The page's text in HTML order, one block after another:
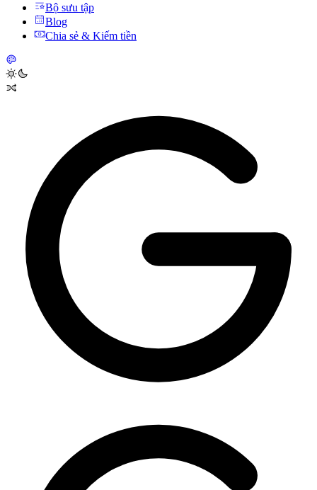
Bộ sưu tập
Blog
Chia sẻ & Kiếm tiền